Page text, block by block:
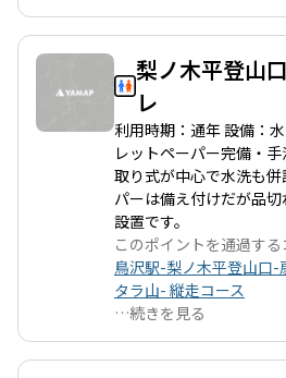
梨ノ木平登山
レ
利用時期：通年 設備：
レットペーパー完備・
取り式が中心で水洗も
パーは備え付けだが品
設置です。
このポイントを通過する
鳥沢駅-梨ノ木平登山口
タラ山- 縦走コース
…続きを見る